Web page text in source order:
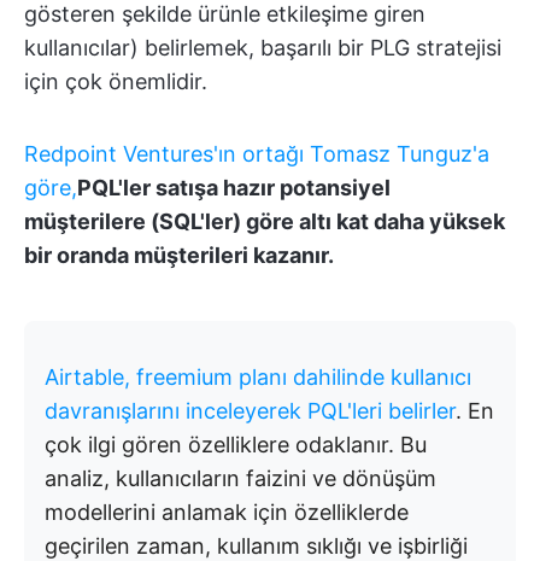
gösteren şekilde ürünle etkileşime giren
kullanıcılar) belirlemek, başarılı bir PLG stratejisi
için çok önemlidir.
Redpoint Ventures'ın ortağı Tomasz Tunguz'a
göre,PQL'ler satışa hazır potansiyel
müşterilere (SQL'ler) göre altı kat daha yüksek
bir oranda müşterileri kazanır.
Airtable, freemium planı dahilinde kullanıcı
davranışlarını inceleyerek PQL'leri belirler. En
çok ilgi gören özelliklere odaklanır. Bu
analiz, kullanıcıların faizini ve dönüşüm
modellerini anlamak için özelliklerde
geçirilen zaman, kullanım sıklığı ve işbirliği